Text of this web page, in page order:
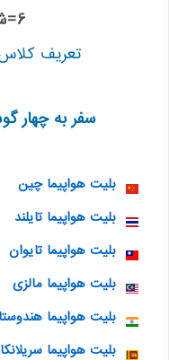
6=شنبه 7=یکشنبه
تعریف کلاس
سفر به چهار
بلیت هواپیما چین
بلیت هواپیما تایلند
بلیت هواپیما تایوان
بلیت هواپیما مالزی
بلیت هواپیما
بلیت هواپیما سریلانکا